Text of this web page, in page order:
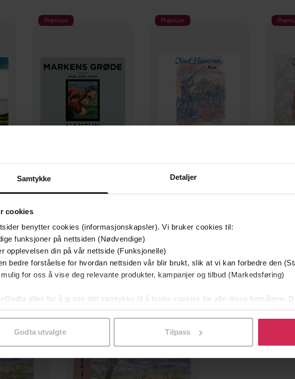
Samtykke Detaljer
cookies
benytter cookies (informasjonskapsler). Vi bruker cookies til:
funksjoner på nettsiden (Nødvendige)
opplevelsen din på vår nettside (Funksjonelle)
bedre forståelse for hvordan nettsiden vår blir brukt, slik at vi kan forbedre den
for oss å vise deg relevante produkter, kampanjer og tilbud (Markedsføring)
alle» for å gi oss ditt samtykke til å bruke cookies for alle disse formålene.
til spesifikke formål ved å klikke på «Tilpass». Du kan når som helst trekke
Godta utvalgte Tilpass
Premium
Knut Hamsun
Premium
Pan
Knut Hamsun
Premium